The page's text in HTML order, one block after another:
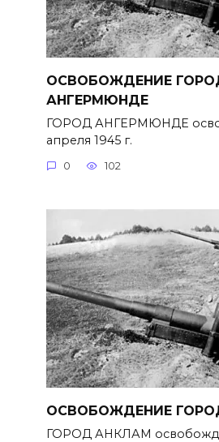
ОСВОБОЖДЕНИЕ
АНГЕРМЮНДЕ
ГОРОД АНГЕРМЮНДЕ
апреля 1945 г.
0 102
ОСВОБОЖДЕНИЕ
ГОРОД АНКЛАМ